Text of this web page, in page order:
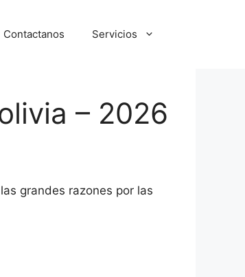
Contactanos Servicios
– 2026
grandes razones por las